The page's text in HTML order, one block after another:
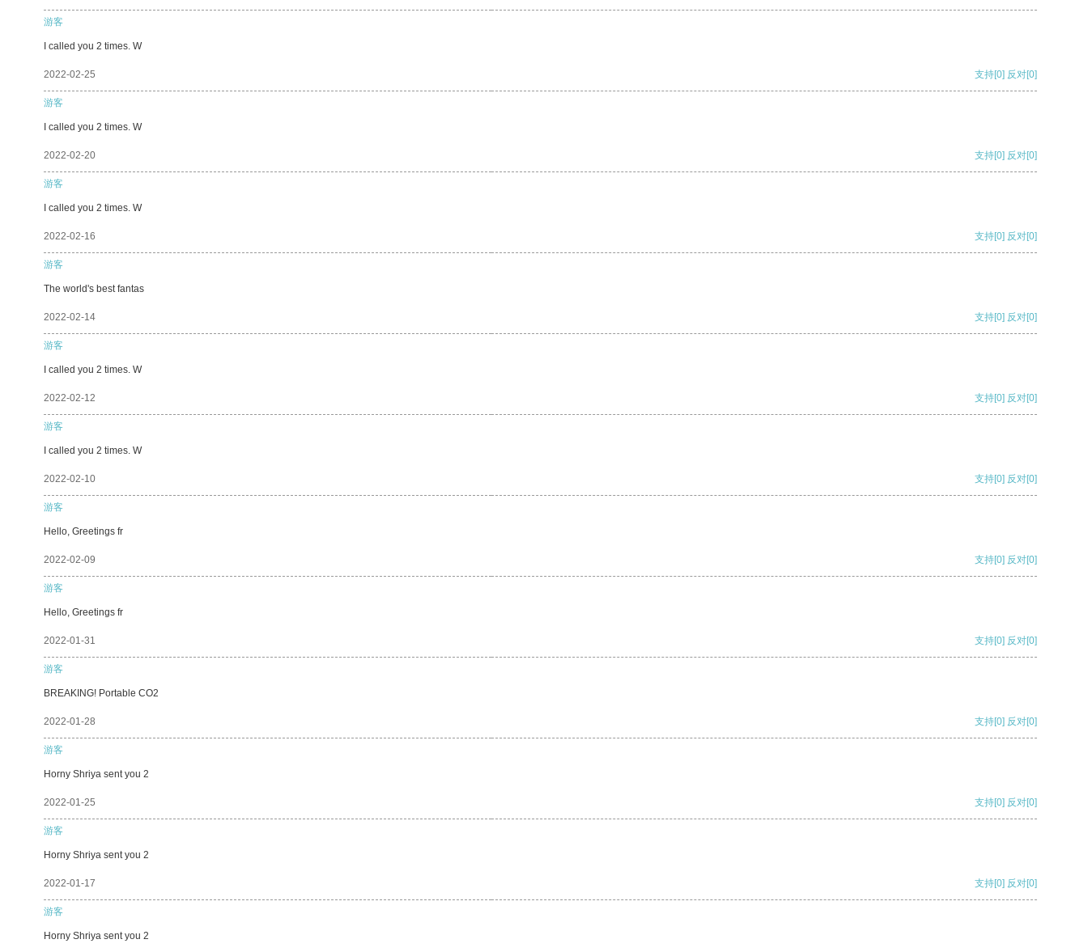
游客
I called you 2 times. W
2022-02-25 支持[0] 反对[0]
游客
I called you 2 times. W
2022-02-20 支持[0] 反对[0]
游客
I called you 2 times. W
2022-02-16 支持[0] 反对[0]
游客
The world's best fantas
2022-02-14 支持[0] 反对[0]
游客
I called you 2 times. W
2022-02-12 支持[0] 反对[0]
游客
I called you 2 times. W
2022-02-10 支持[0] 反对[0]
游客
Hello, Greetings fr
2022-02-09 支持[0] 反对[0]
游客
Hello, Greetings fr
2022-01-31 支持[0] 反对[0]
游客
BREAKING! Portable CO2
2022-01-28 支持[0] 反对[0]
游客
Horny Shriya sent you 2
2022-01-25 支持[0] 反对[0]
游客
Horny Shriya sent you 2
2022-01-17 支持[0] 反对[0]
游客
Horny Shriya sent you 2